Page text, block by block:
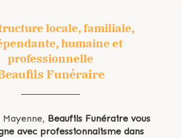
locale, familiale,
humaine et
professionnelle
Funéraire
Beaufils Funéraire vous
avec professionnalisme dans